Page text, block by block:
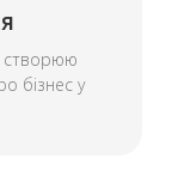
створюю
бізнес у